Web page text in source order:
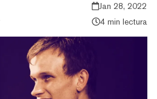
Jan 28, 2022
4 min lectura